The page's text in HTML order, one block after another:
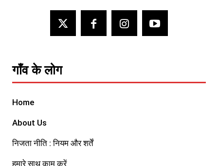
गाँव के लोग
Home
About Us
निजता नीति : नियम और शर्तें
हमारे साथ काम करें